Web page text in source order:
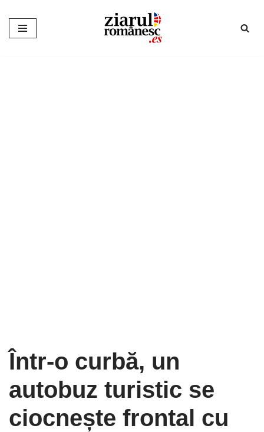
Sari
Într-o curbă, un
autobuz turistic se
ciocnește frontal cu